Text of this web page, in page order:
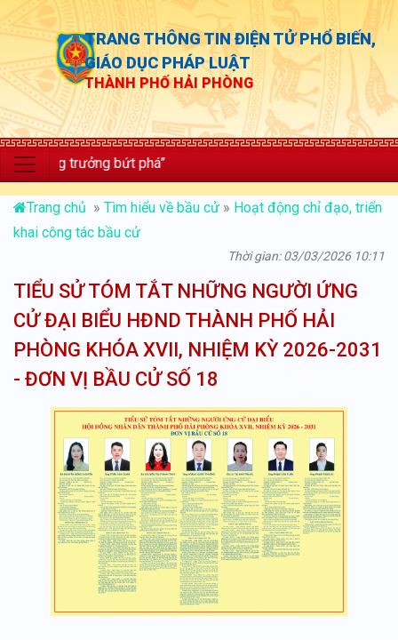
TRANG THÔNG TIN ĐIỆN TỬ PHỔ BIẾN,
GIÁO DỤC PHÁP LUẬT
THÀNH PHỐ HẢI PHÒNG
trưởng bứt phá”
Trang chủ » Tìm hiểu về bầu cử » Hoạt động chỉ đạo, triển
khai công tác bầu cử
Thời gian: 03/03/2026 10:11
TIỂU SỬ TÓM TẮT NHỮNG NGƯỜI ỨNG
CỬ ĐẠI BIỂU HĐND THÀNH PHỐ HẢI
PHÒNG KHÓA XVII, NHIỆM KỲ 2026-2031
- ĐƠN VỊ BẦU CỬ SỐ 18